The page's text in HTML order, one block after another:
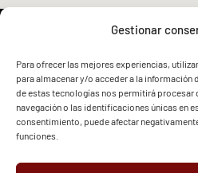
Gestionar
Para ofrecer las mejores experiencias,
para almacenar y/o acceder a la
de estas tecnologías nos permitirá
navegación o las identificaciones únicas en
consentimiento, puede afectar
funciones.
FVG - BGF